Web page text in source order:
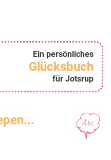
Ein persönliches
Glücksbuch
für Jotsrup